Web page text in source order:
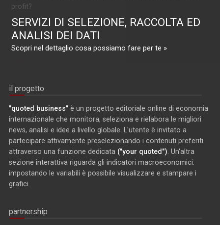
profit?
SERVIZI DI SELEZIONE, RACCOLTA ED
ANALISI DEI DATI
Scopri nel dettaglio cosa possiamo fare per te »
il progetto
"quoted business" è un progetto editoriale online di economia
internazionale che monitora, seleziona e rielabora le migliori
news, analisi e idee a livello globale. L'utente è invitato a
partecipare attivamente preselezionando i contenuti preferiti
attraverso una funzione dedicata ("your quoted"). Un'altra
sezione interattiva riguarda gli indicatori macroeconomici:
impostando le variabili è possibile visualizzare e stampare i
grafici.
partnership